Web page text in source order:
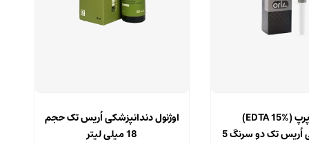
آرسی پرپ (EDTA 15%)
دندانپزشکی اُریس تک دو سرنگ 5
اوژنول دندانپزشکی اُریس تک حجم
18 میلی لیتر